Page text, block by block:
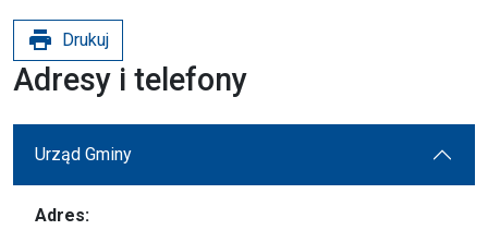
print Drukuj
Adresy i telefony
Urząd Gminy
Adres: